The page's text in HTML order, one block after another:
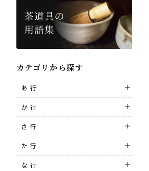
カテゴリから探す
あ 行
か 行
さ 行
た 行
な 行